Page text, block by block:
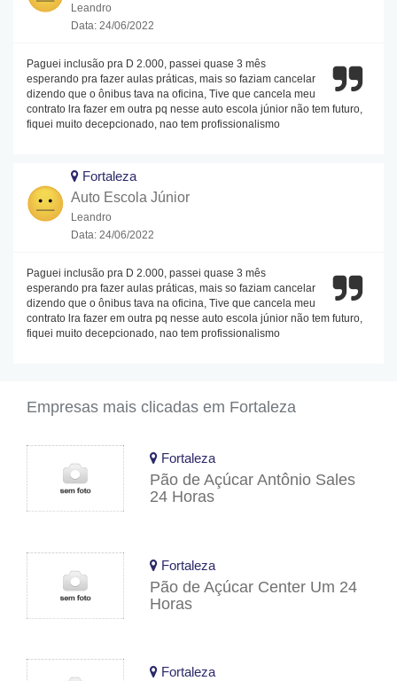
Leandro
Data: 24/06/2022
Paguei inclusão pra D 2.000, passei quase 3 mês
esperando pra fazer aulas práticas, mais so faziam cancelar
dizendo que o ônibus tava na oficina, Tive que cancela meu
contrato lra fazer em outra pq nesse auto escola júnior não tem futuro,
fiquei muito decepcionado, nao tem profissionalismo
Fortaleza
Auto Escola Júnior
Leandro
Data: 24/06/2022
Paguei inclusão pra D 2.000, passei quase 3 mês
esperando pra fazer aulas práticas, mais so faziam cancelar
dizendo que o ônibus tava na oficina, Tive que cancela meu
contrato lra fazer em outra pq nesse auto escola júnior não tem futuro,
fiquei muito decepcionado, nao tem profissionalismo
Empresas mais clicadas em Fortaleza
Fortaleza
Pão de Açúcar Antônio Sales
24 Horas
Fortaleza
Pão de Açúcar Center Um 24
Horas
Fortaleza